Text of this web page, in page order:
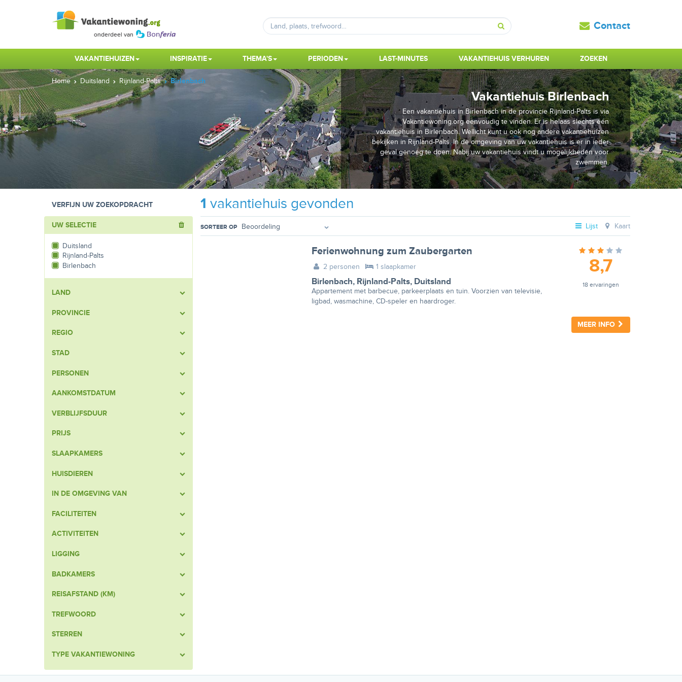
Zoeken
Contact
VAKANTIEHUIZEN INSPIRATIE THEMA'S PERIODEN LAST-MINUTES VAKANTIEHUIS VERHUREN ZOEKEN
Home Duitsland Rijnland-Palts Birlenbach
Vakantiehuis Birlenbach
Een vakantiehuis in Birlenbach in de provincie Rijnland-Palts is via
Vakantiewoning.org eenvoudig te vinden. Er is helaas slechts één
vakantiehuis in Birlenbach. Wellicht kunt u ook nog andere vakantiehuizen
bekijken in Rijnland-Palts. In de omgeving van uw vakantiehuis is er in ieder
geval genoeg te doen. Nabij uw vakantiehuis vindt u mogelijkheden voor
zwemmen.
VERFIJN UW ZOEKOPDRACHT 1 vakantiehuis gevonden
UW SELECTIE
Duitsland
Rijnland-Palts
Birlenbach
LAND
PROVINCIE
REGIO
STAD
PERSONEN
AANKOMSTDATUM
VERBLIJFSDUUR
PRIJS
SLAAPKAMERS
HUISDIEREN
IN DE OMGEVING VAN
FACILITEITEN
ACTIVITEITEN
LIGGING
BADKAMERS
REISAFSTAND (KM)
TREFWOORD
STERREN
TYPE VAKANTIEWONING
SORTEER OP Lijst Kaart
Ferienwohnung zum Zaubergarten
2 personen 1 slaapkamer
Birlenbach, Rijnland-Palts, Duitsland
Appartement met barbecue, parkeerplaats en tuin. Voorzien van televisie,
ligbad, wasmachine, CD-speler en haardroger.
8,7
18 ervaringen
MEER INFO